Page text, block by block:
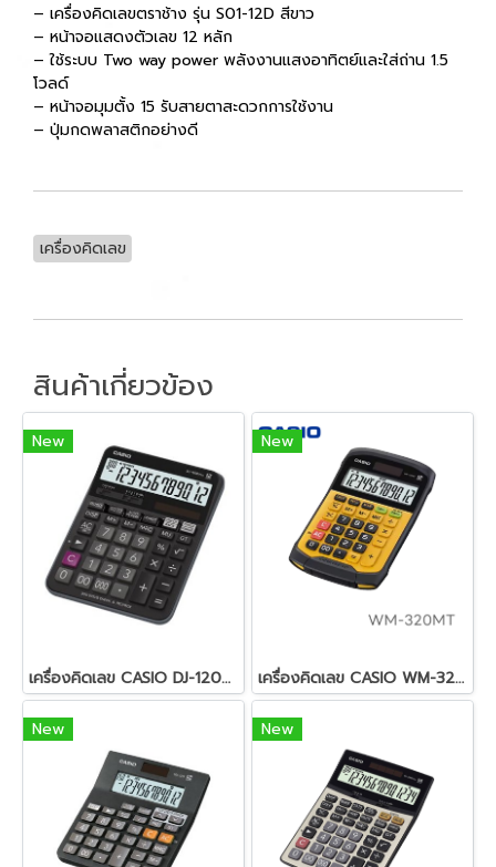
– เครื่องคิดเลขตราช้าง รุ่น S01-12D สีขาว
– หน้าจอแสดงตัวเลข 12 หลัก
– ใช้ระบบ Two way power พลังงานแสงอาทิตย์และใส่ถ่าน 1.5
โวลด์
– หน้าจอมุมตั้ง 15 รับสายตาสะดวกการใช้งาน
– ปุ่มกดพลาสติกอย่างดี
เครื่องคิดเลข
สินค้าเกี่ยวข้อง
New
เครื่องคิดเลข CASIO DJ-120D PLUS
New
เครื่องคิดเลข CASIO WM-320MT
New New